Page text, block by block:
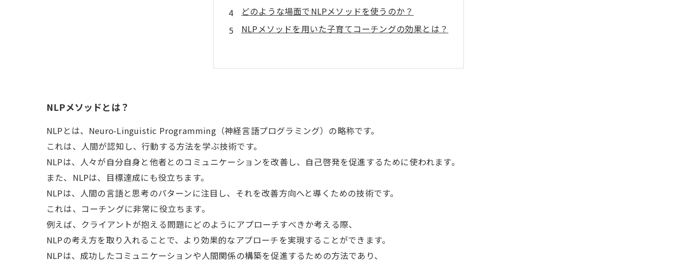
どのような場面でNLPメソッドを使うのか？
NLPメソッドを用いた子育てコーチングの効果とは？
NLPメソッドとは？
NLPとは、Neuro-Linguistic Programming（神経言語プログラミング）の略称です。
これは、人間が認知し、行動する方法を学ぶ技術です。
NLPは、人々が自分自身と他者とのコミュニケーションを改善し、自己啓発を促進するために使われます。
また、NLPは、目標達成にも役立ちます。
NLPは、人間の言語と思考のパターンに注目し、それを改善方向へと導くための技術です。
これは、コーチングに非常に役立ちます。
例えば、クライアントが抱える問題にどのようにアプローチすべきか考える際、
NLPの考え方を取り入れることで、より効果的なアプローチを実現することができます。
NLPは、成功したコミュニケーションや人間関係の構築を促進するための方法であり、